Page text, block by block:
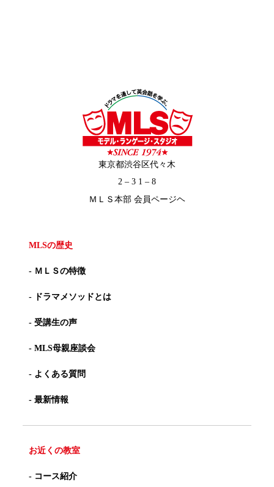
東京都渋谷区代々木
2 – 3 1 – 8
ＭＬＳ本部 会員ページヘ
MLSの歴史
- ＭＬＳの特徴
- ドラマメソッドとは
- 受講生の声
- MLS母親座談会
- よくある質問
- 最新情報
お近くの教室
- コース紹介